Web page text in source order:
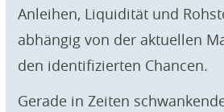
Anleihen, Liquidität und
abhängig von der aktuellen
den identifizierten Chancen.
Gerade in Zeiten